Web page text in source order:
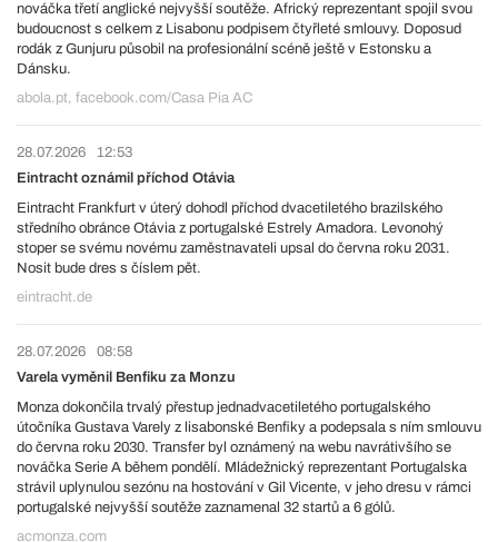
nováčka třetí anglické nejvyšší soutěže. Africký reprezentant spojil svou
budoucnost s celkem z Lisabonu podpisem čtyřleté smlouvy. Doposud
rodák z Gunjuru působil na profesionální scéně ještě v Estonsku a
Dánsku.
abola.pt, facebook.com/Casa Pia AC
28.07.2026
12:53
Eintracht oznámil příchod Otávia
Eintracht Frankfurt v úterý dohodl příchod dvacetiletého brazilského
středního obránce Otávia z portugalské Estrely Amadora. Levonohý
stoper se svému novému zaměstnavateli upsal do června roku 2031.
Nosit bude dres s číslem pět.
eintracht.de
28.07.2026
08:58
Varela vyměnil Benfiku za Monzu
Monza dokončila trvalý přestup jednadvacetiletého portugalského
útočníka Gustava Varely z lisabonské Benfiky a podepsala s ním smlouvu
do června roku 2030. Transfer byl oznámený na webu navrátivšího se
nováčka Serie A během pondělí. Mládežnický reprezentant Portugalska
strávil uplynulou sezónu na hostování v Gil Vicente, v jeho dresu v rámci
portugalské nejvyšší soutěže zaznamenal 32 startů a 6 gólů.
acmonza.com